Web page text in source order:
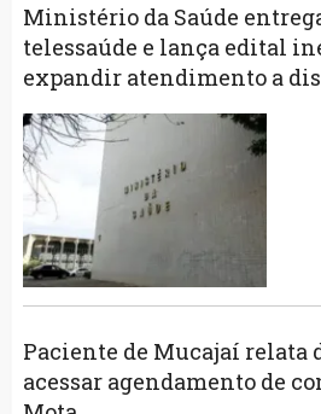
Ministério da Saúde
telessaúde e lança edital
expandir atendimento a
Paciente de Mucajaí relata
acessar agendamento de